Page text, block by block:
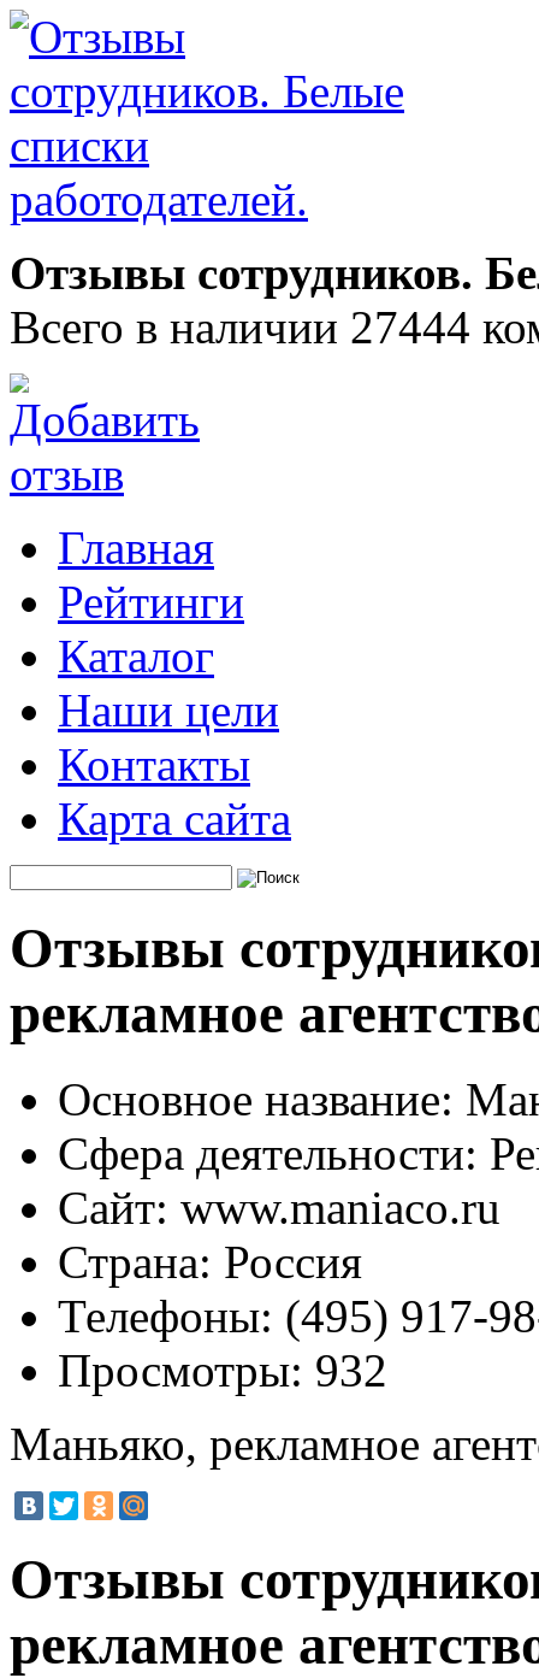
Отзывы сотрудников.
Всего в наличии 27444
Главная
Рейтинги
Каталог
Наши цели
Контакты
Карта сайта
Отзывы
рекламное
Основное название:
Сфера деятельности:
Сайт: www.maniaco.ru
Страна: Россия
Телефоны: (495) 917-
Просмотры: 932
Маньяко, рекламное
Отзывы
рекламное